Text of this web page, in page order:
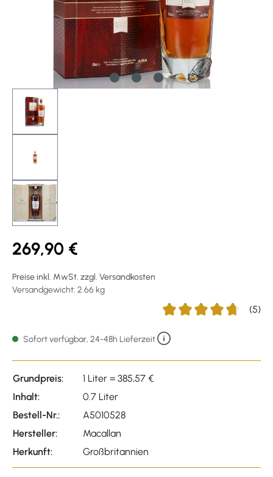
269,90 €
Preise inkl. MwSt. zzgl. Versandkosten
Versandgewicht: 2.66 kg
(5)
Sofort verfügbar, 24-48h Lieferzeit
Grundpreis:
1 Liter = 385,57 €
Inhalt:
0.7 Liter
Bestell-Nr.:
A5010528
Hersteller:
Macallan
Herkunft:
Großbritannien